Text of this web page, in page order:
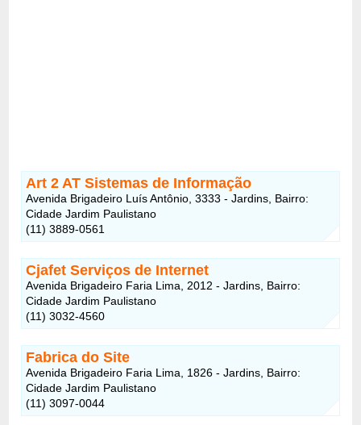
Art 2 AT Sistemas de Informação
Avenida Brigadeiro Luís Antônio, 3333 - Jardins, Bairro:
Cidade Jardim Paulistano
(11) 3889-0561
Cjafet Serviços de Internet
Avenida Brigadeiro Faria Lima, 2012 - Jardins, Bairro:
Cidade Jardim Paulistano
(11) 3032-4560
Fabrica do Site
Avenida Brigadeiro Faria Lima, 1826 - Jardins, Bairro:
Cidade Jardim Paulistano
(11) 3097-0044